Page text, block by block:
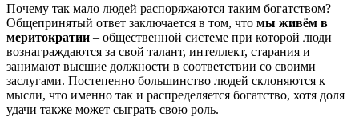
Почему так мало людей распоряжаются таким богатством?
Общепринятый ответ заключается в том, что мы живём в
меритократии – общественной системе при которой люди
вознаграждаются за свой талант, интеллект, старания и
занимают высшие должности в соответствии со своими
заслугами. Постепенно большинство людей склоняются к
мысли, что именно так и распределяется богатство, хотя доля
удачи также может сыграть свою роль.